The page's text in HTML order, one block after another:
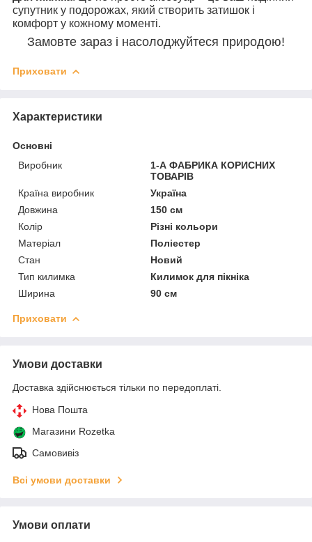
супутник у подорожах, який створить затишок і
комфорт у кожному моменті.
Замовте зараз і насолоджуйтеся природою!
Приховати
Характеристики
Основні
Виробник
1-А ФАБРИКА КОРИСНИХ
ТОВАРІВ
Країна виробник
Україна
Довжина
150 см
Колір
Різні кольори
Матеріал
Поліестер
Стан
Новий
Тип килимка
Килимок для пікніка
Ширина
90 см
Приховати
Умови доставки
Доставка здійснюється тільки по передоплаті.
Нова Пошта
Магазини Rozetka
Самовивіз
Всі умови доставки
Умови оплати